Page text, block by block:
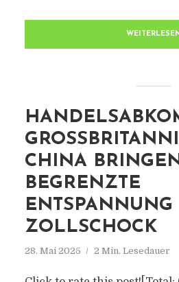
HINA BRINGEN
EGRENZTE E
NTSPANNUNG
OLLSCHOCK
28. Mai 2025 2 Min. Lesedauer